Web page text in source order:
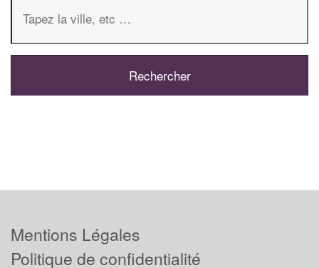
Mentions Légales
Politique de confidentialité